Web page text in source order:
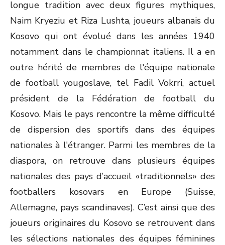
longue tradition avec deux figures mythiques,
Naim Kryeziu et Riza Lushta, joueurs albanais du
Kosovo qui ont évolué dans les années 1940
notamment dans le championnat italiens. Il a en
outre hérité de membres de l'équipe nationale
de football yougoslave, tel Fadil Vokrri, actuel
président de la Fédération de football du
Kosovo. Mais le pays rencontre la même difficulté
de dispersion des sportifs dans des équipes
nationales à l'étranger. Parmi les membres de la
diaspora, on retrouve dans plusieurs équipes
nationales des pays d’accueil «traditionnels» des
footballers kosovars en Europe (Suisse,
Allemagne, pays scandinaves). C’est ainsi que des
joueurs originaires du Kosovo se retrouvent dans
les sélections nationales des équipes féminines